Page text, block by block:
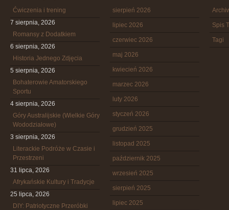
Ćwiczenia i trening
7 sierpnia, 2026
Romansy z Dodatkiem
6 sierpnia, 2026
Historia Jednego Zdjęcia
5 sierpnia, 2026
Bohaterowie Amatorskiego
Sportu
4 sierpnia, 2026
Góry Australijskie (Wielkie Góry
Wododziałowe)
3 sierpnia, 2026
Literackie Podróże w Czasie i
Przestrzeni
31 lipca, 2026
Afrykańskie Kultury i Tradycje
25 lipca, 2026
DIY: Patriotyczne Przeróbki
sierpień 2026
lipiec 2026
czerwiec 2026
maj 2026
kwiecień 2026
marzec 2026
luty 2026
styczeń 2026
grudzień 2025
listopad 2025
październik 2025
wrzesień 2025
sierpień 2025
lipiec 2025
Spis
Tagi